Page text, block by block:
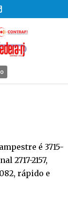
é 3715-
2717-2157,
rápido e